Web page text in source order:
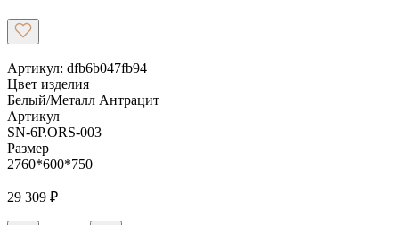
Артикул: dfb6b047fb94
Цвет изделия
Белый/Металл Антрацит
Артикул
SN-6P.ORS-003
Размер
2760*600*750
29 309 ₽